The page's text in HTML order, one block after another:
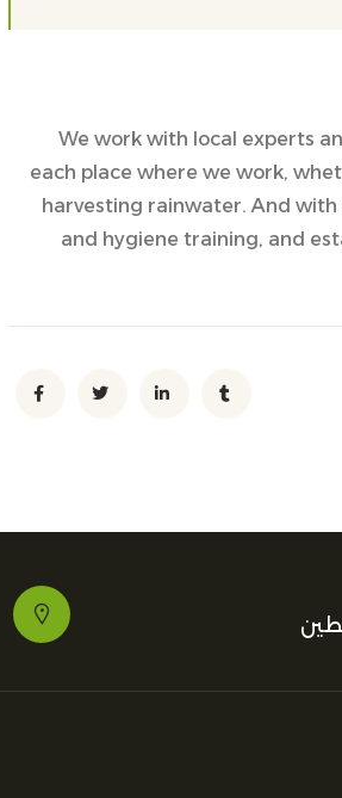
We work with local experts
each place where we work,
harvesting rainwater. And
and hygiene training, and